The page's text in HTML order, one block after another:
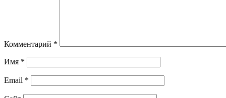
Комментарий *
Имя *
Email *